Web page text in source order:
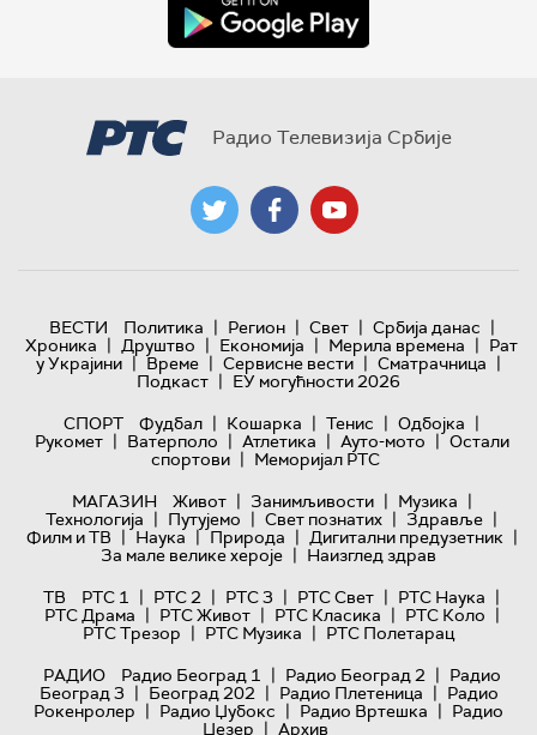
Радио Телевизија Србије
ВЕСТИ Политика | Регион | Свет | Србија данас |
Хроника | Друштво | Економија | Мерила времена | Рат
у Украјини | Време | Сервисне вести | Сматрачница |
Подкаст | ЕУ могућности 2026
СПОРТ
Фудбал | Кошарка | Тенис | Одбојка |
Рукомет | Ватерполо | Атлетика | Ауто-мото | Остали
спортови | Меморијал РТС
МАГАЗИН
Живот | Занимљивости | Музика |
Технологијa | Путујемо | Свет познатих | Здравље |
Филм и ТВ | Наука | Природа | Дигитални предузетник |
За мале велике хероје | Наизглед здрав
ТВ
РТС 1 | РТС 2 | РТС 3 | РТС Свет | РТС Наука |
РТС Драма | РТС Живот | РТС Класика | РТС Коло |
РТС Трезор | РТС Музика | РТС Полетарац
РАДИО
Радио Београд 1 | Радио Београд 2 | Радио
Београд 3 | Београд 202 | Радио Плетеница | Радио
Рокенролер | Радио Џубокс | Радио Вртешка | Радио
Џезер | Архив